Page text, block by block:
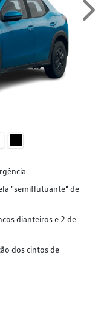
"semiflutuante" de
dianteiros e 2 de
dos cintos de